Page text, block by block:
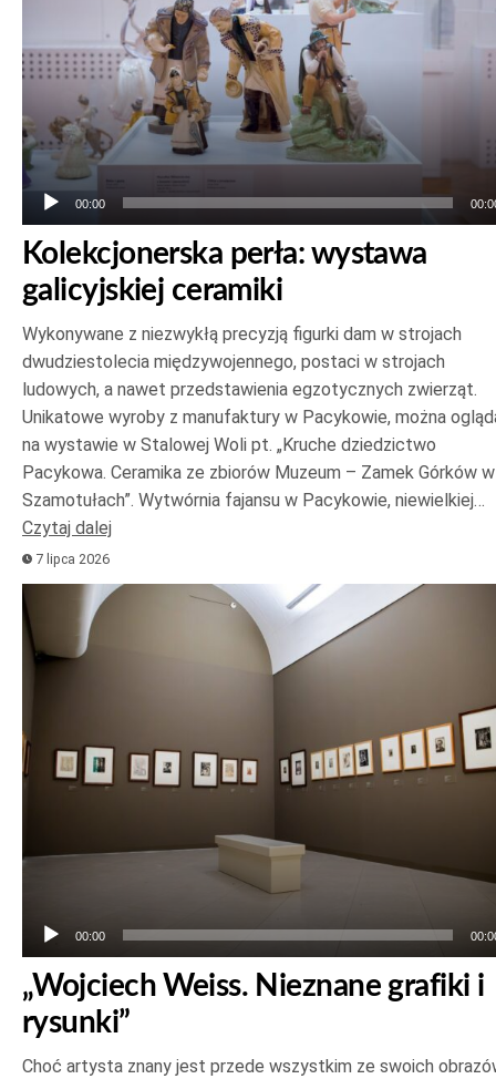
00:00
Kolekcjonerska perła: wystawa
galicyjskiej ceramiki
Wykonywane z niezwykłą precyzją figurki dam w strojach
dwudziestolecia międzywojennego, postaci w strojach
ludowych, a nawet przedstawienia egzotycznych zwierząt.
Unikatowe wyroby z manufaktury w Pacykowie, można
na wystawie w Stalowej Woli pt. „Kruche dziedzictwo
Pacykowa. Ceramika ze zbiorów Muzeum – Zamek Górków w
Szamotułach”. Wytwórnia fajansu w Pacykowie, niewielkiej…
Czytaj dalej
7 lipca 2026
Odtwarzacz
plików
dźwiękowych
00:00
„Wojciech Weiss. Nieznane grafiki i
rysunki”
Choć artysta znany jest przede wszystkim ze swoich